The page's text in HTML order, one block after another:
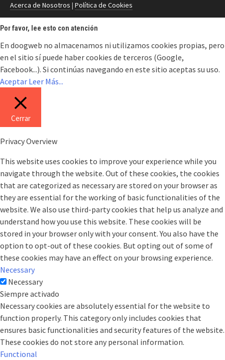
Acerca de Nosotros | Política de Cookies
Por favor, lee esto con atención
En doogweb no almacenamos ni utilizamos cookies propias, pero
en el sitio sí puede haber cookies de terceros (Google,
Facebook...). Si continúas navegando en este sitio aceptas su uso.
Aceptar Leer Más...
Cerrar
Privacy Overview
This website uses cookies to improve your experience while you
navigate through the website. Out of these cookies, the cookies
that are categorized as necessary are stored on your browser as
they are essential for the working of basic functionalities of the
website. We also use third-party cookies that help us analyze and
understand how you use this website. These cookies will be
stored in your browser only with your consent. You also have the
option to opt-out of these cookies. But opting out of some of
these cookies may have an effect on your browsing experience.
Necessary
Necessary
Siempre activado
Necessary cookies are absolutely essential for the website to
function properly. This category only includes cookies that
ensures basic functionalities and security features of the website.
These cookies do not store any personal information.
Functional